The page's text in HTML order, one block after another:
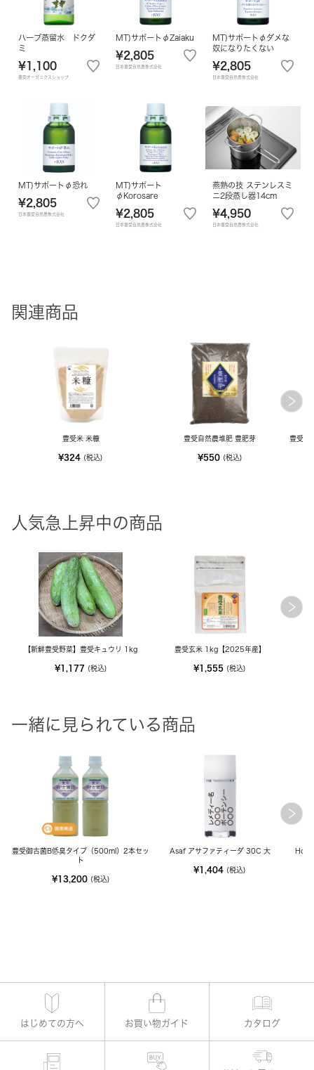
ハーブ蒸留水 ドクダ
ミ
¥1,100
豊受オーガニクスショップ
MT)サポートφZaiaku
¥2,805
日本豊受自然農株式会社
MT)サポートφダメな
奴になりたくない
¥2,805
日本豊受自然農株式会社
MT)サポートφ恐れ
¥2,805
日本豊受自然農株式会社
MT)サポート
φKorosare
¥2,805
日本豊受自然農株式会社
燕熟の技 ステンレスミ
ニ2段蒸し器14cm
¥4,950
日本豊受自然農株式会社
関連商品
豊受米 米糠
¥324 (税込)
豊受自然農堆肥 豊肥芽
¥550 (税込)
豊受御
人気急上昇中の商品
【新鮮豊受野菜】豊受キュウリ 1kg
¥1,177 (税込)
豊受玄米 1kg【2025年産】
¥1,555 (税込)
一緒に見られている商品
豊受御古菌B低臭タイプ（500ml）2本セッ
ト
¥13,200 (税込)
Asaf アサファティーダ 30C 大
¥1,404 (税込)
はじめての方へ お買い物ガイド カタログ